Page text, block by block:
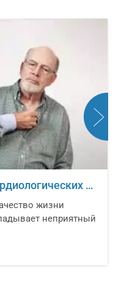
новообразований
жизни
неприятный